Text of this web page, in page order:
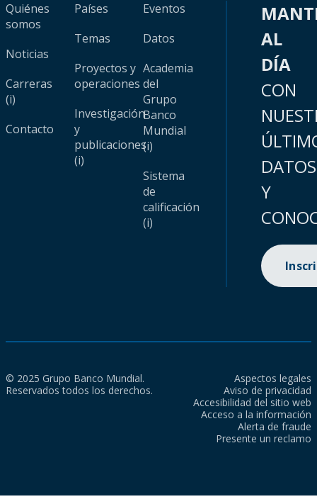
Quiénes
somos
Noticias
Carreras
(i)
Contacto
Países
Temas
Proyectos y
operaciones
Investigación
y
publicaciones
(i)
Eventos
Datos
Academia
del
Grupo
Banco
Mundial
(i)
Sistema
de
calificación
(i)
AL
DÍA
CON
DATOS
Y
© 2025 Grupo Banco Mundial.
Reservados todos los derechos.
Aspectos legales
Aviso de privacidad
Accesibilidad del sitio web
Acceso a la información
Alerta de fraude
Presente un reclamo